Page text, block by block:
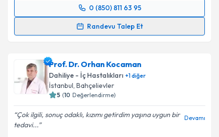
0 (850) 811 63 95
Randevu Talep Et
Randevu Takvimi Talebi
için bir takvim hazırlandığında e-posta ile
bilgilendireceğiz.
E-posta Adresiniz
Prof. Dr. Orhan Kocaman
Dahiliye - İç Hastalıkları +1diğer
İstanbul, Bahçelievler
5 (10 Değerlendirme)
Çok ilgili, sonuç odaklı, kızımı getirdim yaşına uygun bir
tedavi...
Devamı